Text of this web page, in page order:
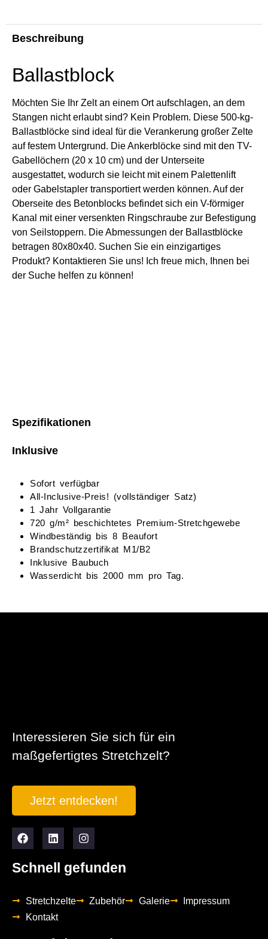
Beschreibung
Ballastblock
Möchten Sie Ihr Zelt an einem Ort aufschlagen, an dem
Stangen nicht erlaubt sind? Kein Problem. Diese 500-kg-
Ballastblöcke sind ideal für die Verankerung großer Zelte
auf festem Untergrund. Die Ankerblöcke sind mit den TV-
Gabellöchern (20 x 10 cm) und der Unterseite
ausgestattet, wodurch sie leicht mit einem Palettenlift
oder Gabelstapler transportiert werden können. Auf der
Oberseite des Betonblocks befindet sich ein V-förmiger
Kanal mit einer versenkten Ringschraube zur Befestigung
von Seilstoppern. Die Abmessungen der Ballastblöcke
betragen 80x80x40. Suchen Sie ein einzigartiges
Produkt? Kontaktieren Sie uns! Ich freue mich, Ihnen bei
der Suche helfen zu können!
Spezifikationen
Inklusive
Sofort verfügbar
All-Inclusive-Preis! (vollständiger Satz)
1 Jahr Vollgarantie
720 g/m² beschichtetes Premium-Stretchgewebe
Windbeständig bis 8 Beaufort
Brandschutzzertifikat M1/B2
Inklusive Baubuch
Wasserdicht bis 2000 mm pro Tag.
Interessieren Sie sich für ein
maßgefertigtes Stretchzelt?
Jetzt entdecken!
Schnell gefunden
Stretchzelte Zubehör Galerie
Impressum
Kontakt